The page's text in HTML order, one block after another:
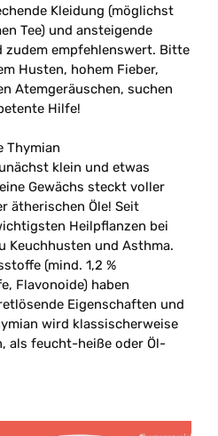
Kleidung (möglichst
Tee) und ansteigende
zudem empfehlenswert. Bitte
Husten, hohem Fieber,
Atemgeräuschen, suchen
Hilfe!
Thymian
klein und etwas
Gewächs steckt voller
ätherischen Öle! Seit
Heilpflanzen bei
Keuchhusten und Asthma.
(mind. 1,2 %
Flavonoide) haben
Eigenschaften und
wird klassischerweise
als feucht-heiße oder Öl-